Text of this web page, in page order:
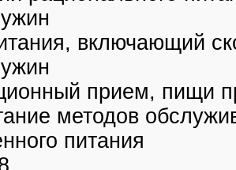
включающий
прием, пищи
методов
питания